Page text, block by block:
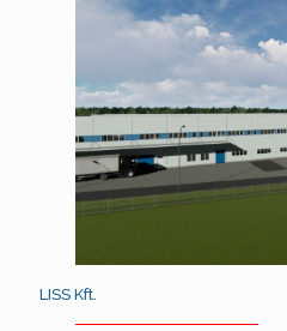
LISS Kft.